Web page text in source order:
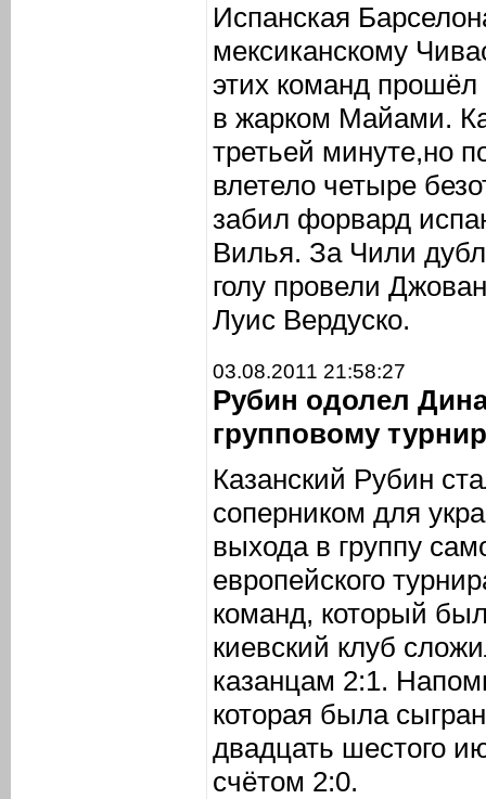
Испанская
мексиканскому
этих команд прошёл
в жарком Майами.
третьей минуте,но
влетело четыре
забил форвард
Вилья. За Чили
голу провели
Луис Вердуско.
03.08.2011 21:58:27
Рубин одолел
групповому
Казанский Рубин
соперником для
выхода в группу
европейского
команд, который был
киевский клуб
казанцам 2:1.
которая была
двадцать шестого
счётом 2:0.